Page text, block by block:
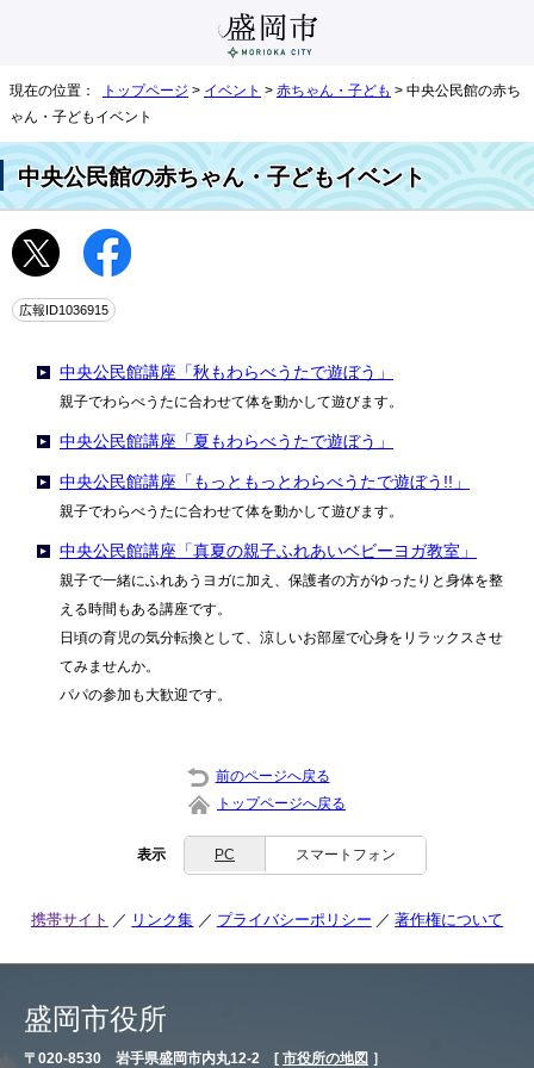
現在の位置： トップページ > イベント > 赤ちゃん・子ども > 中央公民館の赤ち
ゃん・子どもイベント
中央公民館の赤ちゃん・子どもイベント
広報ID1036915
中央公民館講座「秋もわらべうたで遊ぼう」
親子でわらべうたに合わせて体を動かして遊びます。
中央公民館講座「夏もわらべうたで遊ぼう」
中央公民館講座「もっともっとわらべうたで遊ぼう!!」
親子でわらべうたに合わせて体を動かして遊びます。
中央公民館講座「真夏の親子ふれあいベビーヨガ教室」
親子で一緒にふれあうヨガに加え、保護者の方がゆったりと身体を整
える時間もある講座です。
日頃の育児の気分転換として、涼しいお部屋で心身をリラックスさせ
てみませんか。
パパの参加も大歓迎です。
前のページへ戻る
トップページへ戻る
表示 PC スマートフォン
携帯サイト リンク集 プライバシーポリシー 著作権について
盛岡市役所
〒020-8530 岩手県盛岡市内丸12-2 [ 市役所の地図 ］